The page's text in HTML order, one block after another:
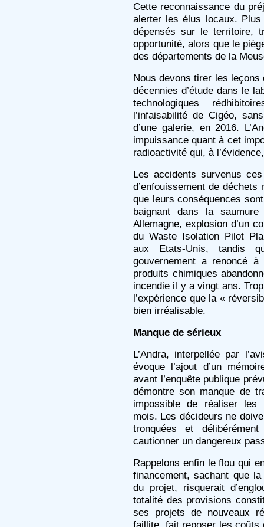
Cette reconnaissance du
alerter les élus locaux. Plus
dépensés sur le territoire,
opportunité, alors que le
des départements de la
Nous devons tirer les
décennies d’étude dans le
technologiques
l’infaisabilité de Cigéo,
d’une galerie, en 2016.
impuissance quant à cet
radioactivité qui, à
Les accidents survenus
d’enfouissement de
que leurs conséquences
baignant dans la
Allemagne, explosion d’un
du Waste Isolation Pilot
aux Etats-Unis, tandis
gouvernement a renoncé
produits chimiques
incendie il y a vingt ans.
l’expérience que la «
bien irréalisable.
Manque de sérieux
L’Andra, interpellée par
évoque l’ajout d’un
avant l’enquête publique
démontre son manque de
impossible de réaliser les
mois. Les décideurs ne
tronquées et
cautionner un dangereux
Rappelons enfin le flou qui
financement, sachant que
du projet, risquerait
totalité des provisions
ses projets de nouveaux
faillite, fait reposer les